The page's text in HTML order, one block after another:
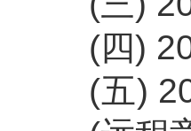
(四)
(五)